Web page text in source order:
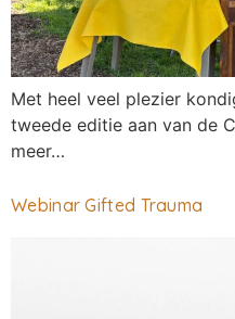
Met heel veel plezier
tweede editie aan van de
meer…
Webinar Gifted Trauma